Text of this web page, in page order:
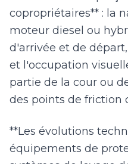
copropriétaires** : la
moteur diesel ou
d'arrivée et de
et l'occupation
partie de la cour ou
des points de friction
**Les évolutions
équipements de